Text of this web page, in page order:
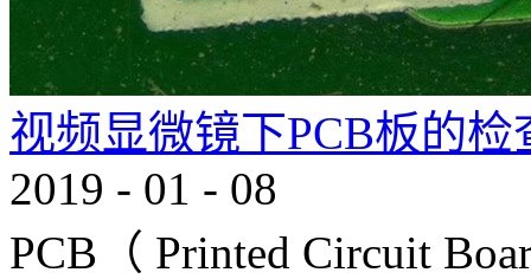
视频显微镜下PCB板的
2019 - 01 - 08
PCB（ Printed Circuit